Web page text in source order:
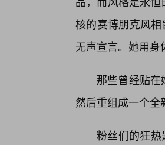
核的赛博朋克风
无声宣言。她用身
那些曾经贴
然后重组成一个全
粉丝们的狂热